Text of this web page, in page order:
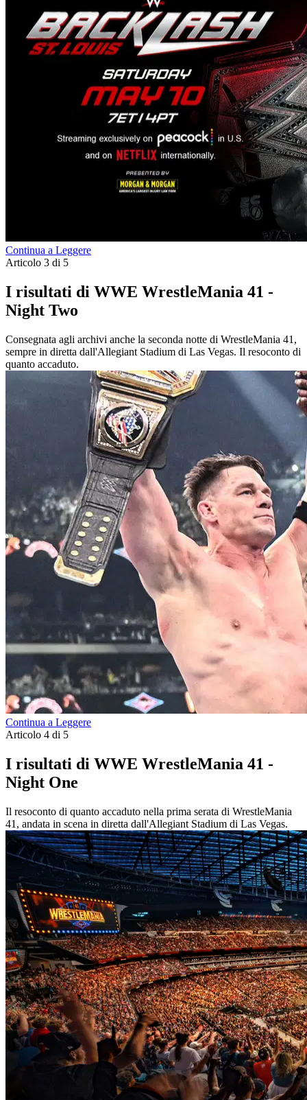
Continua a Leggere
Articolo 3 di 5
I risultati di WWE WrestleMania 41 -
Night Two
Consegnata agli archivi anche la seconda notte di WrestleMania 41,
sempre in diretta dall'Allegiant Stadium di Las Vegas. Il resoconto di
quanto accaduto.
Continua a Leggere
Articolo 4 di 5
I risultati di WWE WrestleMania 41 -
Night One
Il resoconto di quanto accaduto nella prima serata di WrestleMania
41, andata in scena in diretta dall'Allegiant Stadium di Las Vegas.